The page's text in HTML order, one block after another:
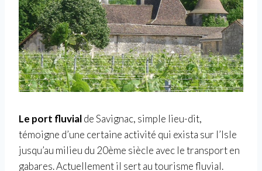
Le port fluvialde Savignac, simple lieu-dit,
témoigne d’une certaine activité qui exista sur l’Isle
jusqu’au milieu du 20ème siècle avec le transport en
gabares. Actuellement il sert au tourisme fluvial.